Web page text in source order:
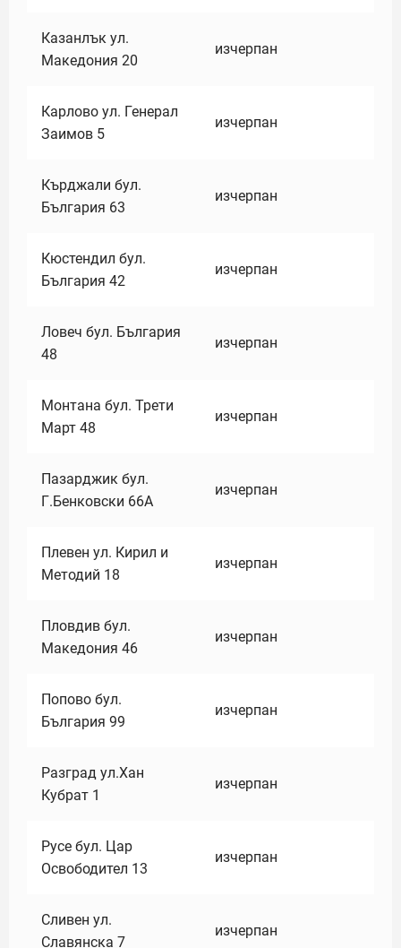
Казанлък ул.
Македония 20
изчерпан
Карлово ул. Генерал
Заимов 5
изчерпан
Кърджали бул.
България 63
изчерпан
Кюстендил бул.
България 42
изчерпан
Ловеч бул. България
48
изчерпан
Монтана бул. Трети
Март 48
изчерпан
Пазарджик бул.
Г.Бенковски 66А
изчерпан
Плевен ул. Кирил и
Методий 18
изчерпан
Пловдив бул.
Македония 46
изчерпан
Попово бул.
България 99
изчерпан
Разград ул.Хан
Кубрат 1
изчерпан
Русе бул. Цар
Освободител 13
изчерпан
Сливен ул.
Славянска 7
изчерпан